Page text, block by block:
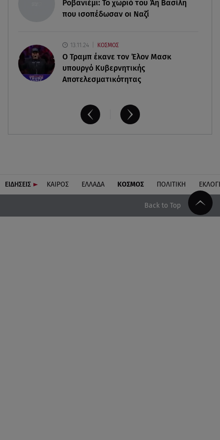
Ροβανιέμι: Το χωριό του Άη Βασίλη
που ισοπέδωσαν οι Ναζί
13.11.24 ΚΟΣΜΟΣ
O Τραμπ έκανε τον Έλον Μασκ
υπουργό Κυβερνητικής
Αποτελεσματικότητας
ΕΙΔΗΣΕΙΣ ΚΑΙΡΟΣ ΕΛΛΑΔΑ ΚΟΣΜΟΣ ΠΟΛΙΤΙΚΗ
Back to Top